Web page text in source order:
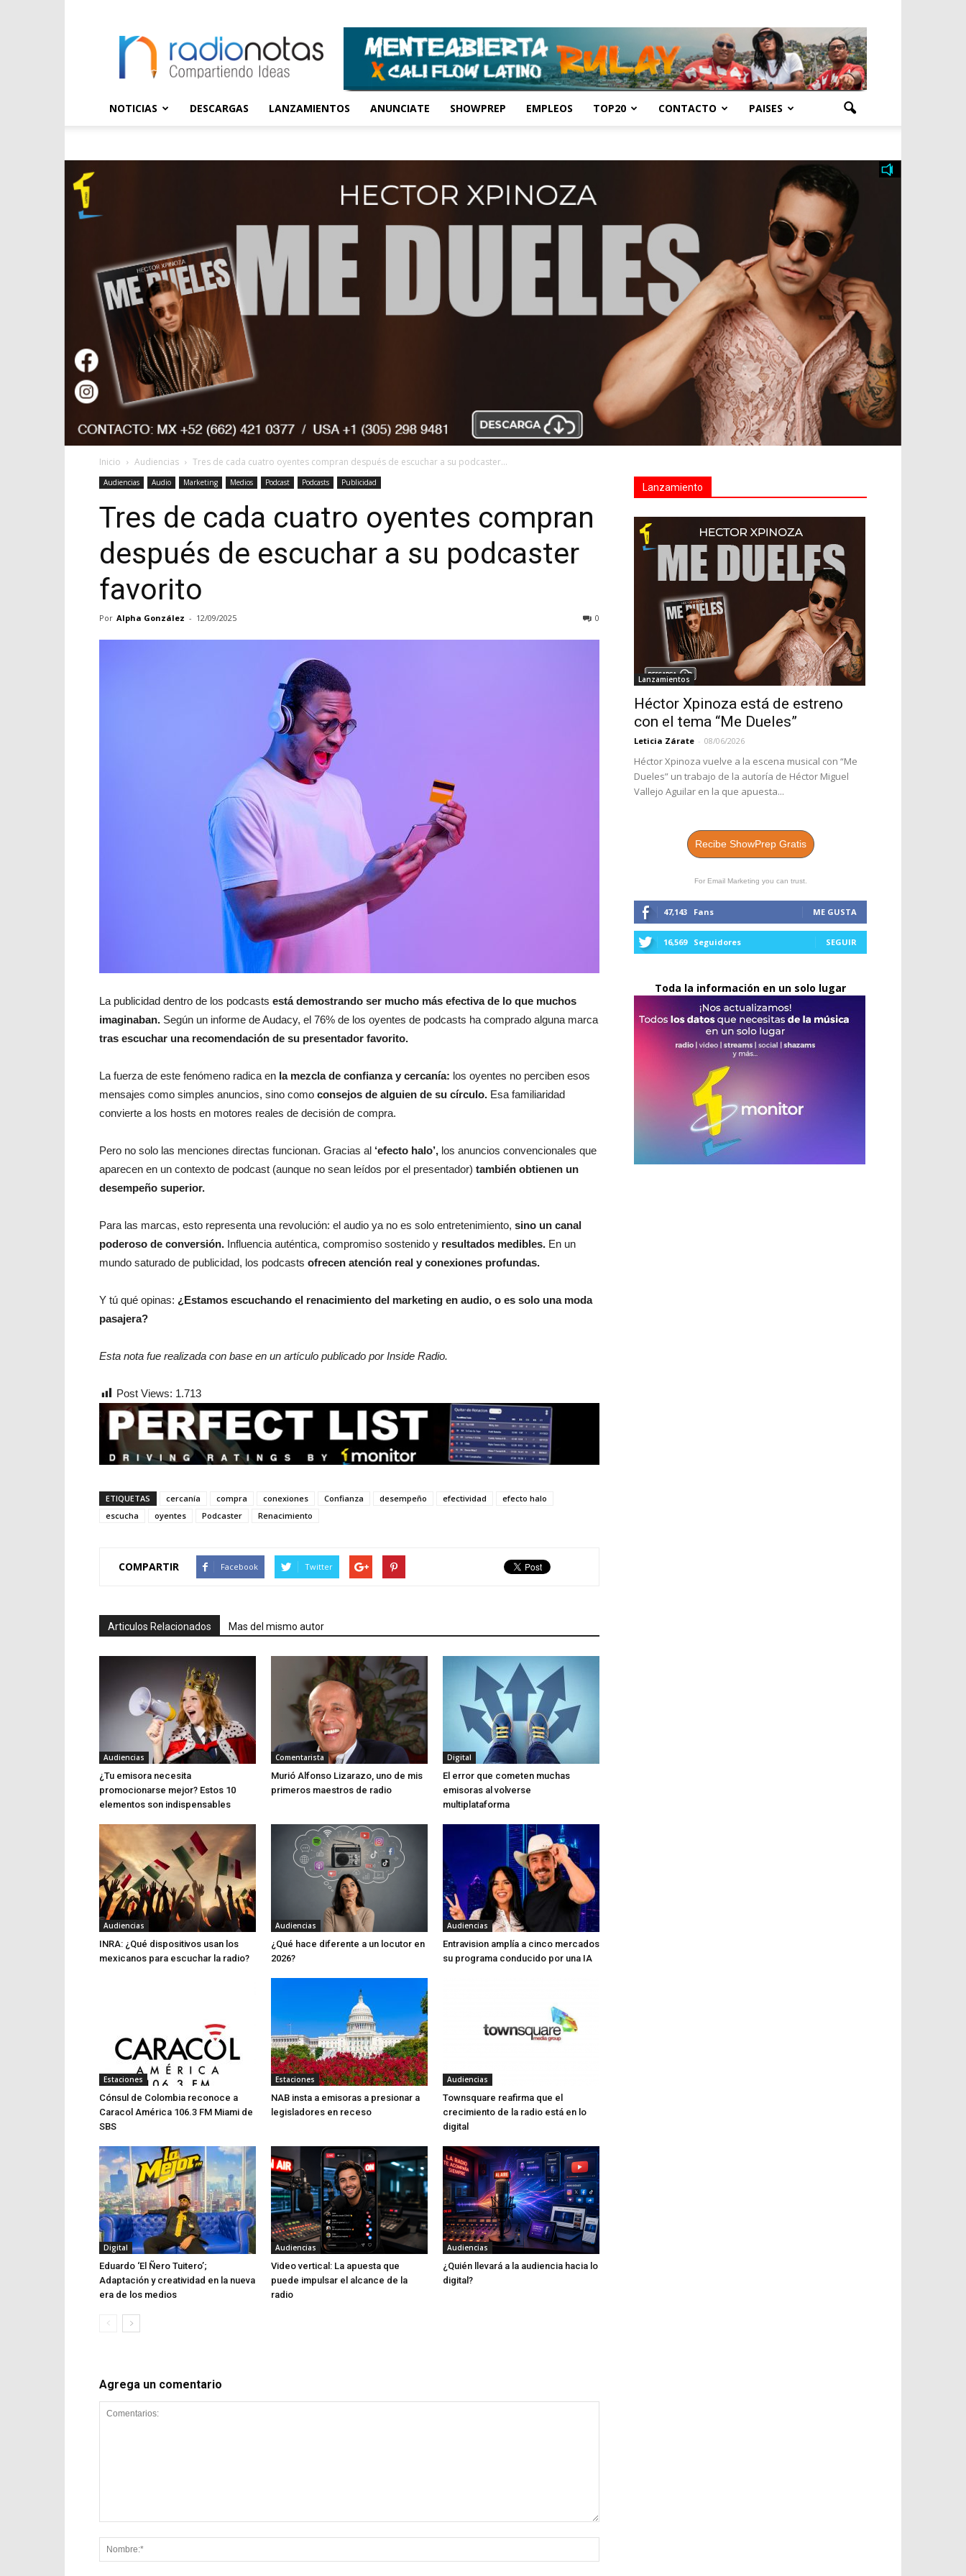
NOTICIAS DESCARGAS LANZAMIENTOS ANUNCIATE SHOWPREP EMPLEOS TOP20 CONTACTO PAISES
Inicio Audiencias Tres de cada cuatro oyentes compran después de escuchar a su podcaster...
Audiencias Audio Marketing Medios Podcast Podcasts Publicidad
Tres de cada cuatro oyentes compran
después de escuchar a su podcaster
favorito
Por Alpha González - 12/09/2025 0
La publicidad dentro de los podcasts está demostrando ser mucho más efectiva de lo que muchos
imaginaban. Según un informe de Audacy, el 76% de los oyentes de podcasts ha comprado alguna marca
tras escuchar una recomendación de su presentador favorito.
La fuerza de este fenómeno radica en la mezcla de confianza y cercanía: los oyentes no perciben esos
mensajes como simples anuncios, sino como consejos de alguien de su círculo. Esa familiaridad
convierte a los hosts en motores reales de decisión de compra.
Pero no solo las menciones directas funcionan. Gracias al ‘efecto halo’, los anuncios convencionales que
aparecen en un contexto de podcast (aunque no sean leídos por el presentador) también obtienen un
desempeño superior.
Para las marcas, esto representa una revolución: el audio ya no es solo entretenimiento, sino un canal
poderoso de conversión. Influencia auténtica, compromiso sostenido y resultados medibles. En un
mundo saturado de publicidad, los podcasts ofrecen atención real y conexiones profundas.
Y tú qué opinas: ¿Estamos escuchando el renacimiento del marketing en audio, o es solo una moda
pasajera?
Esta nota fue realizada con base en un artículo publicado por Inside Radio.
Post Views: 1.713
ETIQUETAS cercanía compra conexiones Confianza desempeño efectividad
efecto halo
escucha
oyentes Podcaster Renacimiento
COMPARTIR Facebook Twitter
Articulos Relacionados Mas del mismo autor
Audiencias
¿Tu emisora necesita
promocionarse mejor? Estos 10
elementos son indispensables
Comentarista
Murió Alfonso Lizarazo, uno de mis
primeros maestros de radio
Digital
El error que cometen muchas
emisoras al volverse
multiplataforma
Audiencias
INRA: ¿Qué dispositivos usan los
mexicanos para escuchar la radio?
Audiencias
¿Qué hace diferente a un locutor en
2026?
Audiencias
Entravision amplía a cinco mercados
su programa conducido por una IA
Estaciones
Cónsul de Colombia reconoce a
Caracol América 106.3 FM Miami de
SBS
Estaciones
NAB insta a emisoras a presionar a
legisladores en receso
Audiencias
Townsquare reafirma que el
crecimiento de la radio está en lo
digital
Digital
Eduardo ‘El Ñero Tuitero’;
Adaptación y creatividad en la nueva
era de los medios
Audiencias
Video vertical: La apuesta que
puede impulsar el alcance de la
radio
Audiencias
¿Quién llevará a la audiencia hacia lo
digital?
Agrega un comentario
Lanzamiento
Lanzamientos
Héctor Xpinoza está de estreno
con el tema “Me Dueles”
Leticia Zárate - 08/06/2026
Héctor Xpinoza vuelve a la escena musical con “Me
Dueles” un trabajo de la autoría de Héctor Miguel
Vallejo Aguilar en la que apuesta...
Recibe ShowPrep Gratis
For Email Marketing you can trust.
47,143 Fans ME GUSTA
16,569 Seguidores SEGUIR
Toda la información en un solo lugar